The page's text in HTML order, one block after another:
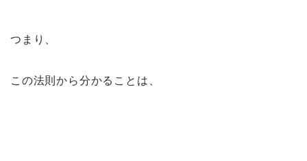
つまり、
この法則から分かることは、